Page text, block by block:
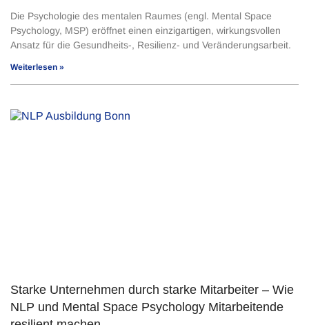
Die Psychologie des mentalen Raumes (engl. Mental Space
Psychology, MSP) eröffnet einen einzigartigen, wirkungsvollen
Ansatz für die Gesundheits-, Resilienz- und Veränderungsarbeit.
Weiterlesen »
Starke Unternehmen durch starke Mitarbeiter – Wie
NLP und Mental Space Psychology Mitarbeitende